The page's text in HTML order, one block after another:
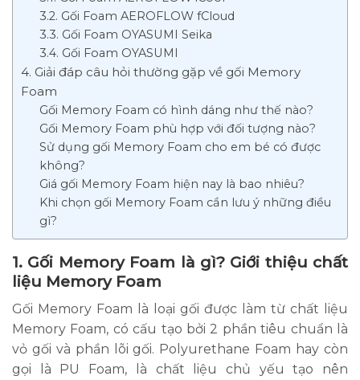
3.2. Gối Foam AEROFLOW fCloud
3.3. Gối Foam OYASUMI Seika
3.4. Gối Foam OYASUMI
4. Giải đáp câu hỏi thường gặp về gối Memory
Foam
Gối Memory Foam có hình dáng như thế nào?
Gối Memory Foam phù hợp với đối tượng nào?
Sử dụng gối Memory Foam cho em bé có được
không?
Giá gối Memory Foam hiện nay là bao nhiêu?
Khi chọn gối Memory Foam cần lưu ý những điều
gì?
1. Gối Memory Foam là gì? Giới thiệu chất
liệu Memory Foam
Gối Memory Foam là loại gối được làm từ chất liệu
Memory Foam, có cấu tạo bởi 2 phần tiêu chuẩn là
vỏ gối và phần lõi gối. Polyurethane Foam hay còn
gọi là PU Foam, là chất liệu chủ yếu tạo nên